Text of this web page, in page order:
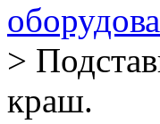
>
краш.